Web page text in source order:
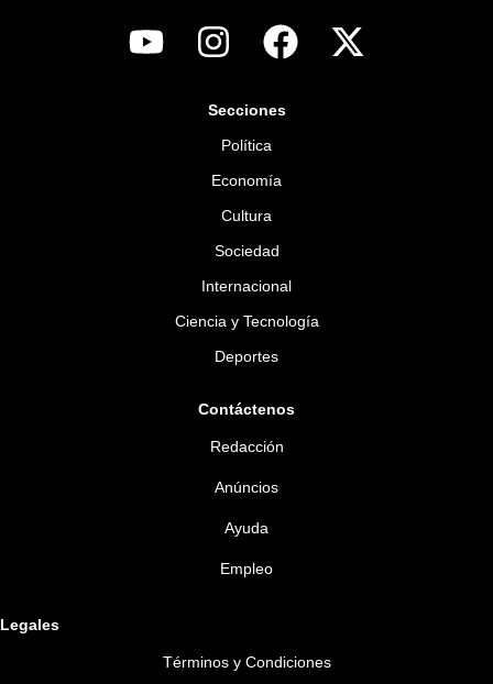
Secciones
Política
Economía
Cultura
Sociedad
Internacional
Ciencia y Tecnología
Deportes
Contáctenos
Redacción
Anúncios
Ayuda
Empleo
Legales
Términos y Condiciones